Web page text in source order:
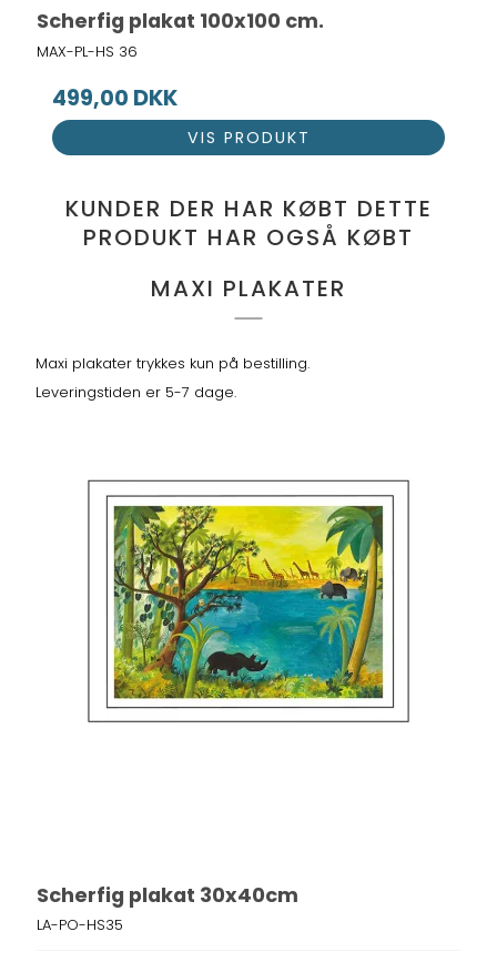
Scherfig plakat 100x100 cm.
MAX-PL-HS 36
499,00 DKK
VIS PRODUKT
KUNDER DER HAR KØBT DETTE
PRODUKT HAR OGSÅ KØBT
MAXI PLAKATER
Maxi plakater trykkes kun på bestilling.
Leveringstiden er 5-7 dage.
Scherfig plakat 30x40cm
LA-PO-HS35